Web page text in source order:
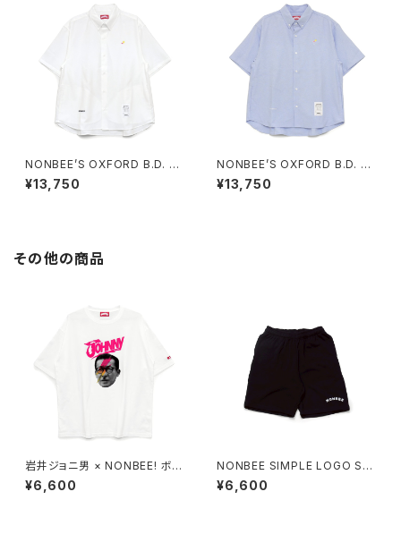
NONBEE’S OXFORD B.D. H
ALF SLEEVE SHIRTS “cockt
ail” white
¥13,750
NONBEE’S OXFORD B.D. H
ALF SLEEVE SHIRTS “cockt
ail” saxe-blue
¥13,750
その他の商品
岩井ジョニ男 × NONBEE! ボウ
イ風 COLLAB TEE white/ne
on-pink
¥6,600
NONBEE SIMPLE LOGO SW
¥6,600